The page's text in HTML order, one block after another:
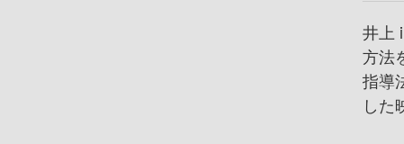
井上
方法
指導
した